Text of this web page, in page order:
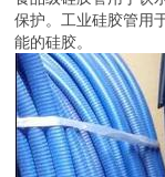
保护。工业硅胶管用
能的硅胶。